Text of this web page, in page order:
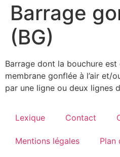
Barrage
(BG)
Barrage dont la bouchure est
membrane gonflée à l’air et/
par une ligne ou deux lignes
Lexique Contact
Mentions légales Plan